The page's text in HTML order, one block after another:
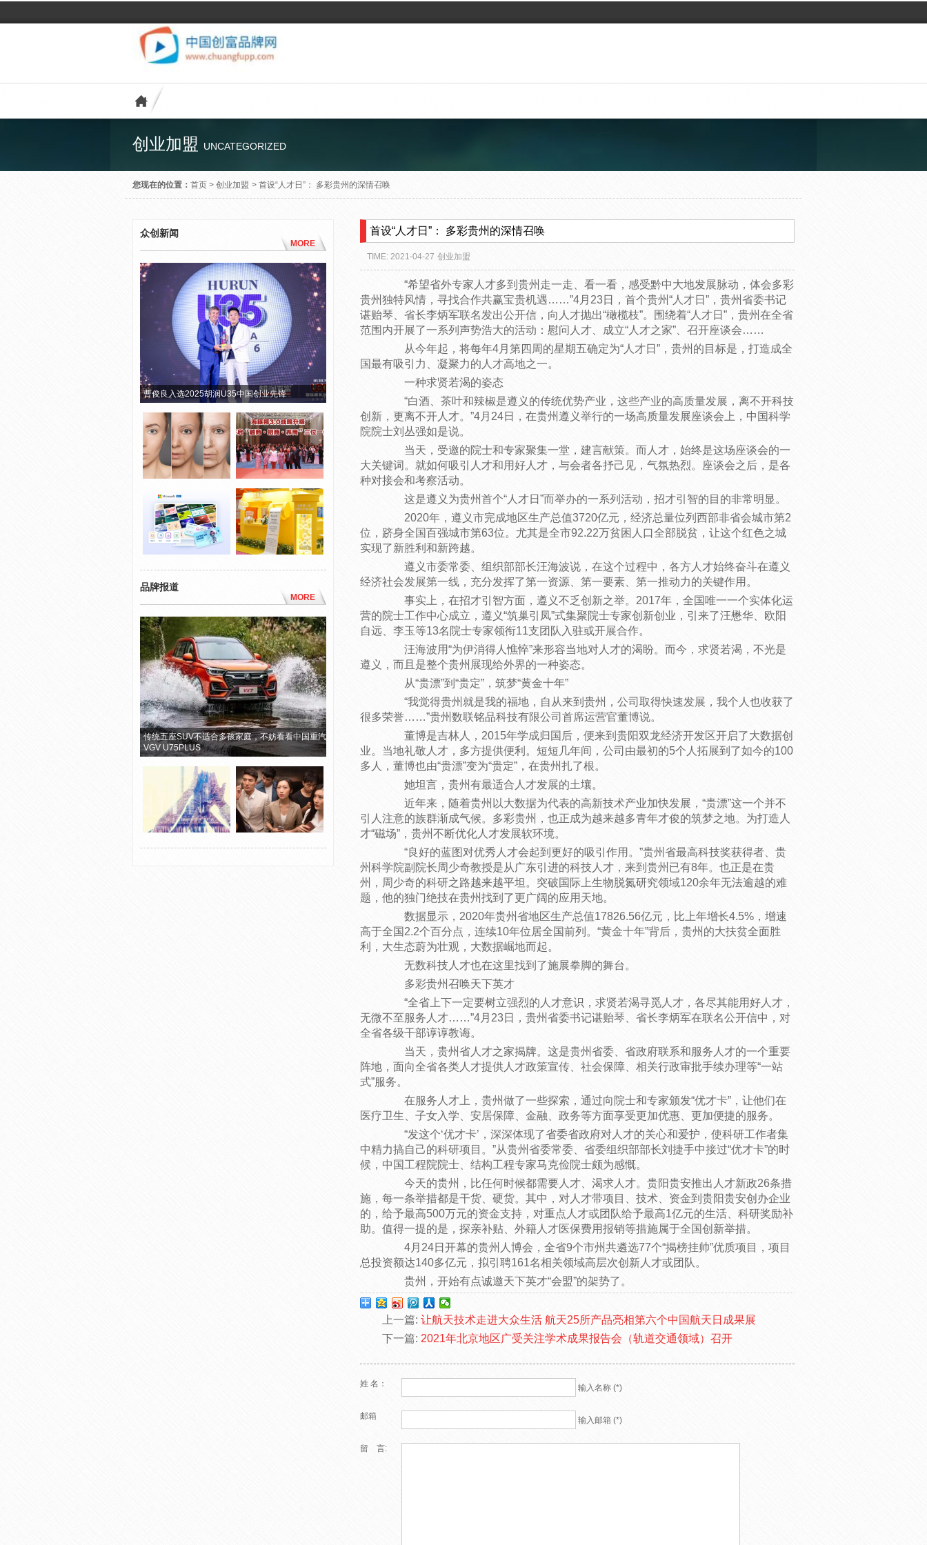
创业加盟 UNCATEGORIZED
您现在的位置： 首页 > 创业加盟 > 首设“人才日”： 多彩贵州的深情召唤
众创新闻
MORE
曹俊良入选2025胡润U35中国创业先锋
品牌报道
MORE
传统五座SUV不适合多孩家庭，不妨看看中国重汽
VGV U75PLUS
首设“人才日”： 多彩贵州的深情召唤
TIME: 2021-04-27 创业加盟
“希望省外专家人才多到贵州走一走、看一看，感受黔中大地发展脉动，体会多彩
贵州独特风情，寻找合作共赢宝贵机遇……”4月23日，首个贵州“人才日”，贵州省委书记
谌贻琴、省长李炳军联名发出公开信，向人才抛出“橄榄枝”。围绕着“人才日”，贵州在全省
范围内开展了一系列声势浩大的活动：慰问人才、成立“人才之家”、召开座谈会……
从今年起，将每年4月第四周的星期五确定为“人才日”，贵州的目标是，打造成全
国最有吸引力、凝聚力的人才高地之一。
一种求贤若渴的姿态
“白酒、茶叶和辣椒是遵义的传统优势产业，这些产业的高质量发展，离不开科技
创新，更离不开人才。”4月24日，在贵州遵义举行的一场高质量发展座谈会上，中国科学
院院士刘丛强如是说。
当天，受邀的院士和专家聚集一堂，建言献策。而人才，始终是这场座谈会的一
大关键词。就如何吸引人才和用好人才，与会者各抒己见，气氛热烈。座谈会之后，是各
种对接会和考察活动。
这是遵义为贵州首个“人才日”而举办的一系列活动，招才引智的目的非常明显。
2020年，遵义市完成地区生产总值3720亿元，经济总量位列西部非省会城市第2
位，跻身全国百强城市第63位。尤其是全市92.22万贫困人口全部脱贫，让这个红色之城
实现了新胜利和新跨越。
遵义市委常委、组织部部长汪海波说，在这个过程中，各方人才始终奋斗在遵义
经济社会发展第一线，充分发挥了第一资源、第一要素、第一推动力的关键作用。
事实上，在招才引智方面，遵义不乏创新之举。2017年，全国唯一一个实体化运
营的院士工作中心成立，遵义“筑巢引凤”式集聚院士专家创新创业，引来了汪懋华、欧阳
自远、李玉等13名院士专家领衔11支团队入驻或开展合作。
汪海波用“为伊消得人憔悴”来形容当地对人才的渴盼。而今，求贤若渴，不光是
遵义，而且是整个贵州展现给外界的一种姿态。
从“贵漂”到“贵定”，筑梦“黄金十年”
“我觉得贵州就是我的福地，自从来到贵州，公司取得快速发展，我个人也收获了
很多荣誉……”贵州数联铭品科技有限公司首席运营官董博说。
董博是吉林人，2015年学成归国后，便来到贵阳双龙经济开发区开启了大数据创
业。当地礼敬人才，多方提供便利。短短几年间，公司由最初的5个人拓展到了如今的100
多人，董博也由“贵漂”变为“贵定”，在贵州扎了根。
她坦言，贵州有最适合人才发展的土壤。
近年来，随着贵州以大数据为代表的高新技术产业加快发展，“贵漂”这一个并不
引人注意的族群渐成气候。多彩贵州，也正成为越来越多青年才俊的筑梦之地。为打造人
才“磁场”，贵州不断优化人才发展软环境。
“良好的蓝图对优秀人才会起到更好的吸引作用。”贵州省最高科技奖获得者、贵
州科学院副院长周少奇教授是从广东引进的科技人才，来到贵州已有8年。也正是在贵
州，周少奇的科研之路越来越平坦。突破国际上生物脱氮研究领域120余年无法逾越的难
题，他的独门绝技在贵州找到了更广阔的应用天地。
数据显示，2020年贵州省地区生产总值17826.56亿元，比上年增长4.5%，增速
高于全国2.2个百分点，连续10年位居全国前列。“黄金十年”背后，贵州的大扶贫全面胜
利，大生态蔚为壮观，大数据崛地而起。
无数科技人才也在这里找到了施展拳脚的舞台。
多彩贵州召唤天下英才
“全省上下一定要树立强烈的人才意识，求贤若渴寻觅人才，各尽其能用好人才，
无微不至服务人才……”4月23日，贵州省委书记谌贻琴、省长李炳军在联名公开信中，对
全省各级干部谆谆教诲。
当天，贵州省人才之家揭牌。这是贵州省委、省政府联系和服务人才的一个重要
阵地，面向全省各类人才提供人才政策宣传、社会保障、相关行政审批手续办理等“一站
式”服务。
在服务人才上，贵州做了一些探索，通过向院士和专家颁发“优才卡”，让他们在
医疗卫生、子女入学、安居保障、金融、政务等方面享受更加优惠、更加便捷的服务。
“发这个‘优才卡’，深深体现了省委省政府对人才的关心和爱护，使科研工作者集
中精力搞自己的科研项目。”从贵州省委常委、省委组织部部长刘捷手中接过“优才卡”的时
候，中国工程院院士、结构工程专家马克俭院士颇为感慨。
今天的贵州，比任何时候都需要人才、渴求人才。贵阳贵安推出人才新政26条措
施，每一条举措都是干货、硬货。其中，对人才带项目、技术、资金到贵阳贵安创办企业
的，给予最高500万元的资金支持，对重点人才或团队给予最高1亿元的生活、科研奖励补
助。值得一提的是，探亲补贴、外籍人才医保费用报销等措施属于全国创新举措。
4月24日开幕的贵州人博会，全省9个市州共遴选77个“揭榜挂帅”优质项目，项目
总投资额达140多亿元，拟引聘161名相关领域高层次创新人才或团队。
贵州，开始有点诚邀天下英才“会盟”的架势了。
上一篇: 让航天技术走进大众生活 航天25所产品亮相第六个中国航天日成果展
下一篇: 2021年北京地区广受关注学术成果报告会（轨道交通领域）召开
姓 名： 输入名称 (*)
邮箱 输入邮箱 (*)
留 言: